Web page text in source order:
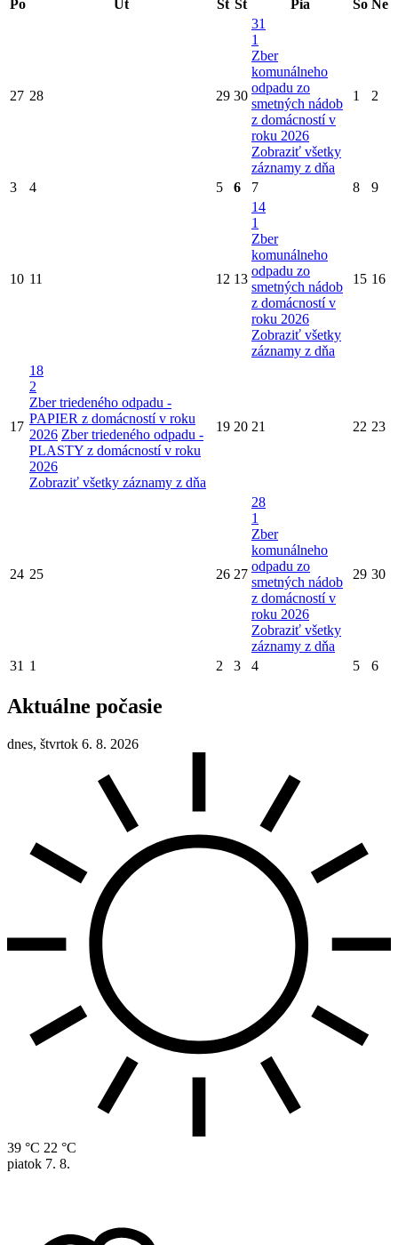
Po Ut St Št Pia So Ne
27 28 29 30
31
1
Zber
komunálneho
odpadu zo
smetných nádob
z domácností v
roku 2026
Zobraziť všetky
záznamy z dňa
1 2
3 4 5 6 7 8 9
10 11 12 13
14
1
Zber
komunálneho
odpadu zo
smetných nádob
z domácností v
roku 2026
Zobraziť všetky
záznamy z dňa
15 16
17
18
2
Zber triedeného odpadu -
PAPIER z domácností v roku
2026 Zber triedeného odpadu -
PLASTY z domácností v roku
2026
Zobraziť všetky záznamy z dňa
19 20 21 22 23
24 25 26 27
28
1
Zber
komunálneho
odpadu zo
smetných nádob
z domácností v
roku 2026
Zobraziť všetky
záznamy z dňa
29 30
31 1 2 3 4 5 6
Aktuálne počasie
dnes, štvrtok 6. 8. 2026
39 °C 22 °C
piatok 7. 8.